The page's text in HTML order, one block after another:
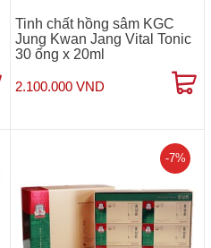
Tinh chất hồng sâm KGC
Jung Kwan Jang Vital Tonic
30 ống x 20ml
2.100.000 VND
-7%